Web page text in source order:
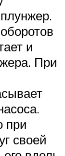
и
При
при
своей